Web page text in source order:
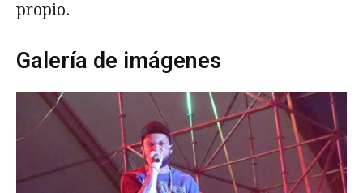
propio.
Galería de imágenes